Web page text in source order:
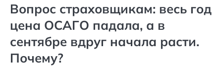
Вопрос страховщикам: весь год
цена ОСАГО падала, а в
сентябре вдруг начала расти.
Почему?